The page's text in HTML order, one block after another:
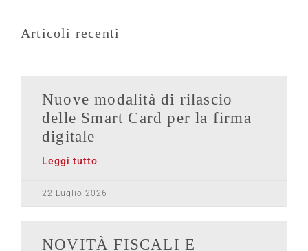
Articoli recenti
Nuove modalità di rilascio
delle Smart Card per la firma
digitale
Leggi tutto
22 Luglio 2026
NOVITÀ FISCALI E